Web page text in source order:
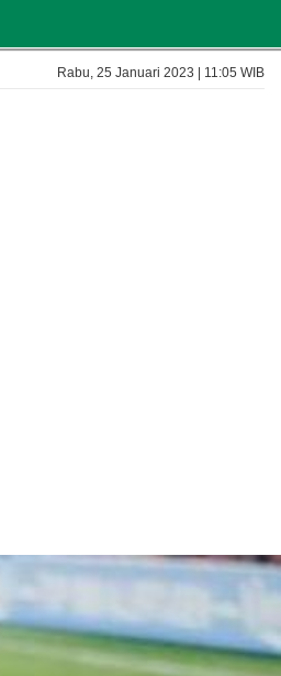
Rabu, 25 Januari 2023 | 11:05 WIB